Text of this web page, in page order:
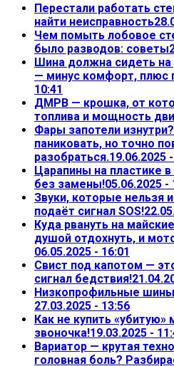
Перестали работать
найти неисправность
Чем помыть лобовое
было разводов: советы
Шина должна сидеть на
— минус комфорт, плюс
10:41
ДМРВ — крошка, от
топлива и мощность
Фары запотели
паниковать, но точно
разобраться.19.06.2025
Царапины на пластике
без замены!05.06.2025 -
Звуки, которые нельзя
подаёт сигнал SOS!
Куда рвануть на
душой отдохнуть, и
06.05.2025 - 16:01
Свист под капотом —
сигнал бедствия!
Низкопрофильные
27.03.2025 - 13:56
Как не купить
звоночка!19.03.2025 -
Вариатор — крутая
головная боль?